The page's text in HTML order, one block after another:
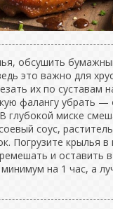
обсушить
это важно для
их по суставам
фалангу убрать —
глубокой миске
соус,
Погрузите крылья в
и оставить в
на 1 час, а